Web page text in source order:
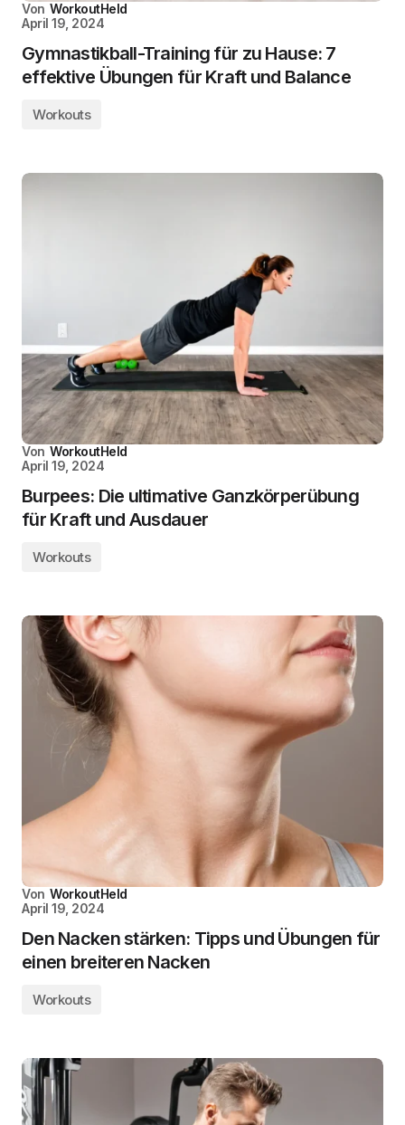
Von WorkoutHeld
April 19, 2024
Gymnastikball-Training für zu Hause: 7
effektive Übungen für Kraft und Balance
Workouts
Von WorkoutHeld
April 19, 2024
Burpees: Die ultimative Ganzkörperübung
für Kraft und Ausdauer
Workouts
Von WorkoutHeld
April 19, 2024
Den Nacken stärken: Tipps und Übungen für
einen breiteren Nacken
Workouts